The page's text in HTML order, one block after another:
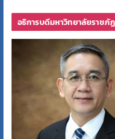
อธิการบดีมหาวิทยาลัยราชภั